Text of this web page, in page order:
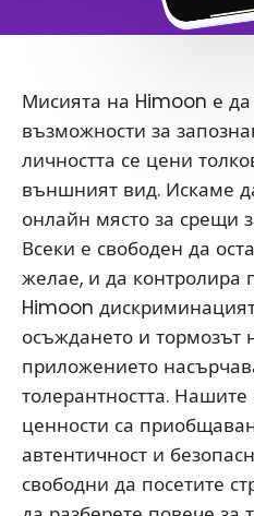
Мисията на Himoon е
възможности за
личността се цени
външният вид. Искаме
онлайн място за срещи
Всеки е свободен да
желае, и да контролира
Himoon
осъждането и тормозът
приложението
толерантността.
ценности са
автентичност и
свободни да посетите